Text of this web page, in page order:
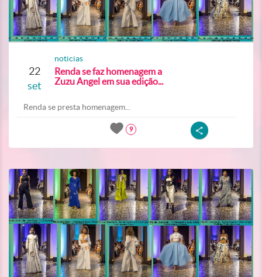
22
set
noticias
Renda se faz homenagem a
Zuzu Angel em sua edição...
Renda se presta homenagem...
9